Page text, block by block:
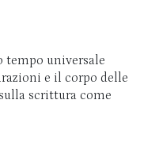
tempo universale
e il corpo delle
scrittura come